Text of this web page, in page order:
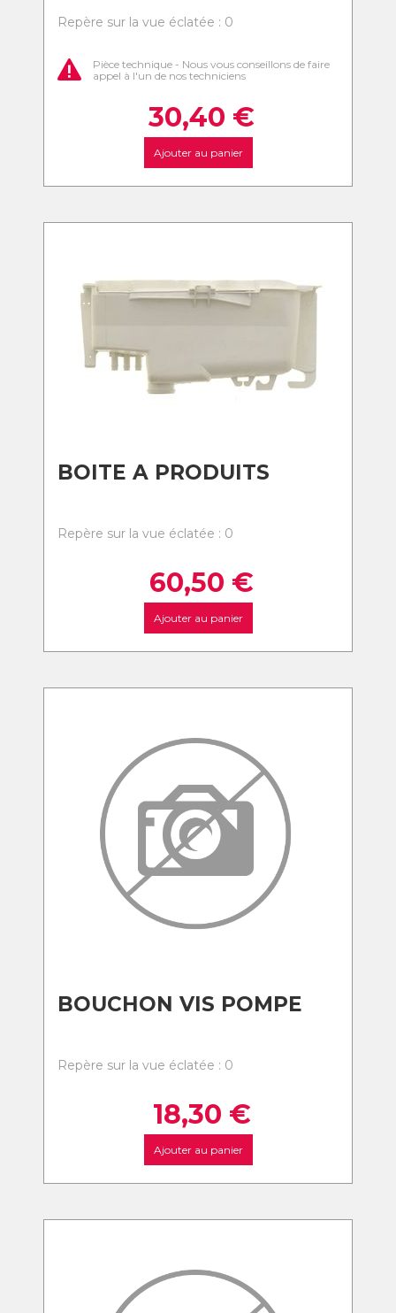
Repère sur la vue éclatée : 0
Pièce technique - Nous vous conseillons de faire
appel à l'un de nos techniciens
30,40 €
Ajouter au panier
BOITE A PRODUITS
Repère sur la vue éclatée : 0
60,50 €
Ajouter au panier
BOUCHON VIS POMPE
Repère sur la vue éclatée : 0
18,30 €
Ajouter au panier